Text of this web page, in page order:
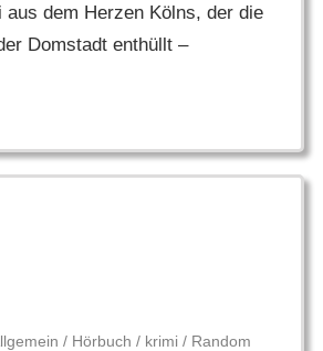
aus dem Herzen Kölns, der die
Domstadt enthüllt –
/ Hörbuch / krimi / Random